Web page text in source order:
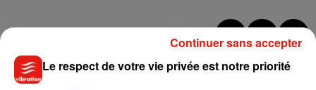
MusiqueLe respect de votre vie privée est notre priorité
Continuer sans accepter